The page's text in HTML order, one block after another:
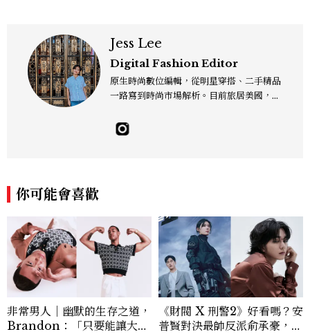
Jess Lee
Digital Fashion Editor
原生時尚數位編輯，從明星穿搭、二手精品
一路寫到時尚市場解析。目前旅居美國，同
sslee9471@gmail.com
你可能會喜歡
非常男人｜幽默的生存之道，
Brandon：「只要能讓大家
《財閥 X 刑警2》好看嗎？安
普賢對決最帥反派俞承豪，鄭